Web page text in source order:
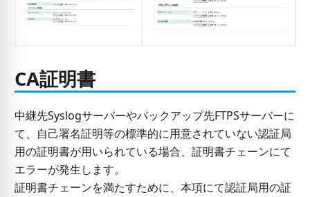
CA証明書
中継先Syslogサーバーやバックアップ先FTPSサーバーに
て、自己署名証明等の標準的に用意されていない認証局
用の証明書が用いられている場合、証明書チェーンにて
エラーが発生します。
証明書チェーンを満たすために、本項にて認証局用の証